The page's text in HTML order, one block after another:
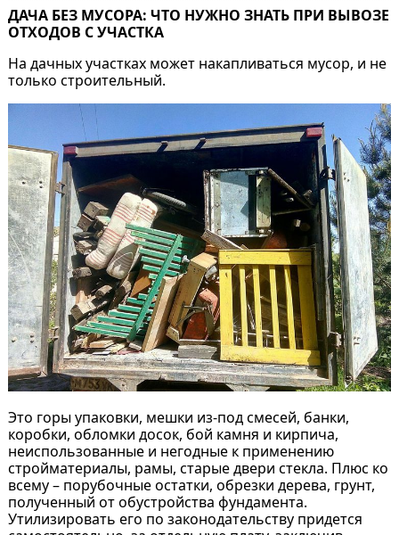
ДАЧА БЕЗ МУСОРА: ЧТО НУЖНО ЗНАТЬ ПРИ ВЫВОЗЕ
ОТХОДОВ С УЧАСТКА
На дачных участках может накапливаться мусор, и не
только строительный.
Это горы упаковки, мешки из-под смесей, банки,
коробки, обломки досок, бой камня и кирпича,
неиспользованные и негодные к применению
стройматериалы, рамы, старые двери стекла. Плюс ко
всему – порубочные остатки, обрезки дерева, грунт,
полученный от обустройства фундамента.
Утилизировать его по законодательству придется